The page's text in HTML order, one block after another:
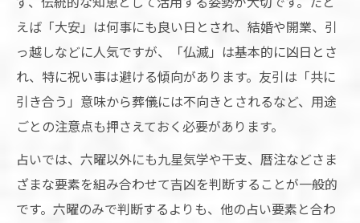
えば「大安」は何事にも良い日とされ、結婚や開業、引
っ越しなどに人気ですが、「仏滅」は基本的に凶日とさ
れ、特に祝い事は避ける傾向があります。友引は「共に
引き合う」意味から葬儀には不向きとされるなど、用途
ごとの注意点も押さえておく必要があります。
占いでは、六曜以外にも九星気学や干支、暦注などさま
ざまな要素を組み合わせて吉凶を判断することが一般的
です。六曜のみで判断するよりも、他の占い要素と合わ